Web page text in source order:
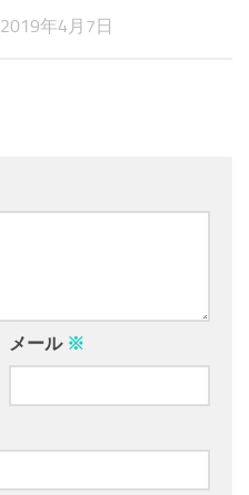
2019年4月7日
メール ※